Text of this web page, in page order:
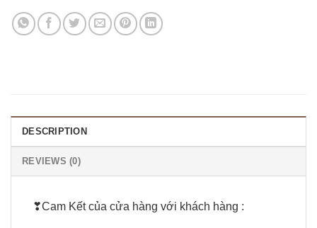
DESCRIPTION
REVIEWS (0)
❣Cam Kết của cửa hàng với khách hàng :